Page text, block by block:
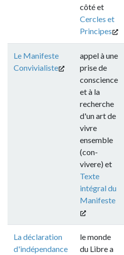
côté et
Cercles et
Principes
Le Manifeste
Convivialiste
appel à une
prise de
conscience
et à la
recherche
d'un art de
vivre
ensemble
(con-
vivere) et
Texte
intégral du
Manifeste
La déclaration
d'indépendance
le monde
du Libre a